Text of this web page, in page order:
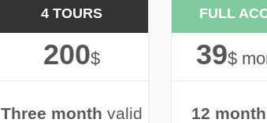
4 TOURS
200$
Three month valid
FULL
39$
12 month